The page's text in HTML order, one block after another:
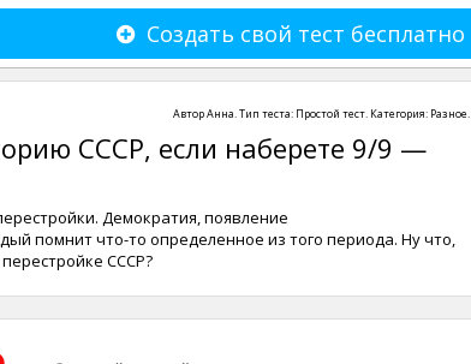
Создать свой тест бесплатно
АвторАнна. Тип теста: Простой тест. Категория: Разное.
СССР, если наберете 9/9 —
Демократия, появление
помнит что-то определенное из того периода. Ну что,
СССР?